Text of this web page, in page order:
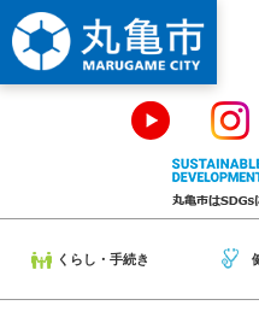
ー
ジ
の
。
ニ
ュ
ー
て
くらし・手続き